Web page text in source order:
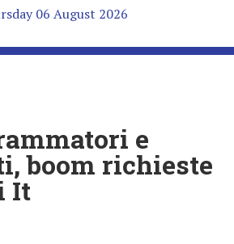
06 August 2026
e
boom richieste
It